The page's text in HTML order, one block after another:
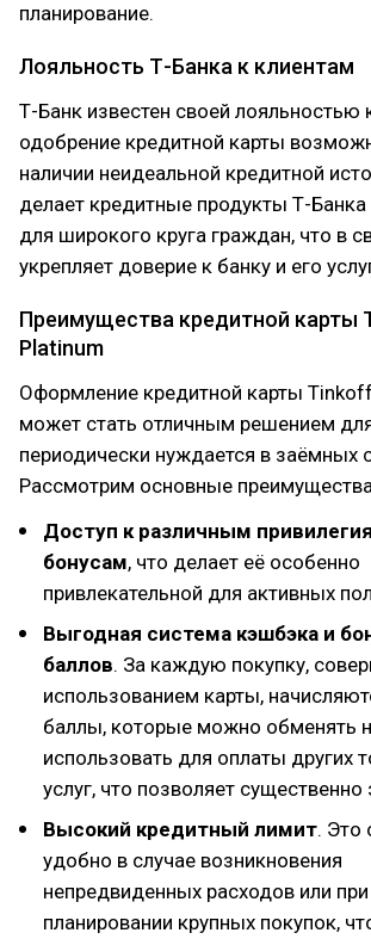
планирование.
Лояльность Т-Банка к клиентам
Т-Банк известен своей лояльностью
одобрение кредитной карты
наличии неидеальной кредитной
делает кредитные продукты Т-
для широкого круга граждан, что в
укрепляет доверие к банку и его
Преимущества кредитной карты
Platinum
Оформление кредитной карты
может стать отличным решением для
периодически нуждается в заёмных
Рассмотрим основные
Доступ к различным
бонусам, что делает её особенно
привлекательной для активных
Выгодная система кэшбэка и
баллов. За каждую покупку,
использованием карты,
баллы, которые можно обменять
использовать для оплаты других
услуг, что позволяет
Высокий кредитный лимит. Это
удобно в случае возникновения
непредвиденных расходов или при
планировании крупных покупок,